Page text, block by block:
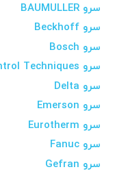
سرو BAUMULLER
سرو Beckhoff
سرو Bosch
سرو Control Techniques
سرو Delta
سرو Emerson
سرو Eurotherm
سرو Fanuc
سرو Gefran